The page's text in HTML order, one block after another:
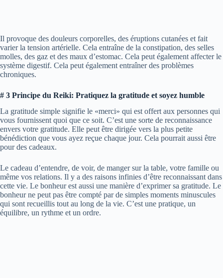
Il provoque des douleurs corporelles, des éruptions cutanées et fait
varier la tension artérielle. Cela entraîne de la constipation, des selles
molles, des gaz et des maux d’estomac. Cela peut également affecter le
système digestif. Cela peut également entraîner des problèmes
chroniques.
# 3 Principe du Reiki: Pratiquez la gratitude et soyez humble
La gratitude simple signifie le «merci» qui est offert aux personnes qui
vous fournissent quoi que ce soit. C’est une sorte de reconnaissance
envers votre gratitude. Elle peut être dirigée vers la plus petite
bénédiction que vous ayez reçue chaque jour. Cela pourrait aussi être
pour des cadeaux.
Le cadeau d’entendre, de voir, de manger sur la table, votre famille ou
même vos relations. Il y a des raisons infinies d’être reconnaissant dans
cette vie. Le bonheur est aussi une manière d’exprimer sa gratitude. Le
bonheur ne peut pas être compté par de simples moments minuscules
qui sont recueillis tout au long de la vie. C’est une pratique, un
équilibre, un rythme et un ordre.